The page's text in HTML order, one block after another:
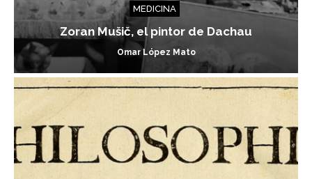
MEDICINA
Zoran Mušič, el pintor de Dachau
Omar López Mato